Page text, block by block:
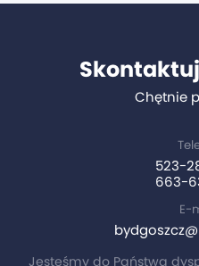
Chętnie
523-
663-
E-
Jesteśmy do Państwa